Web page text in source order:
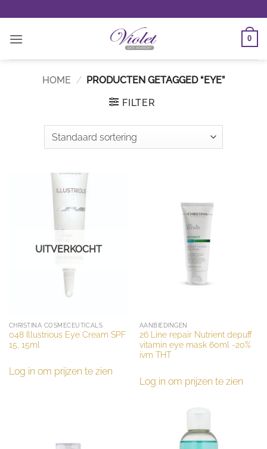
naar
inhoud
0
HOME / PRODUCTEN GETAGGED “EYE”
FILTER
UITVERKOCHT
CHRISTINA COSMECEUTICALS
048 Illustrious Eye Cream SPF
15, 15ml
Log in om prijzen te zien
AANBIEDINGEN
26 Line repair Nutrient depuff
vitamin eye mask 60ml -20%
ivm THT
Log in om prijzen te zien